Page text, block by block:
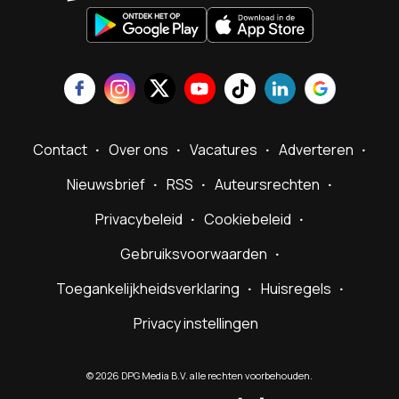
Contact Over ons Vacatures
Adverteren
Nieuwsbrief
RSS
Auteursrechten
Privacybeleid
Cookiebeleid
Gebruiksvoorwaarden
Toegankelijkheidsverklaring
Huisregels
Privacy instellingen
©2026 DPG Media B.V. alle rechten voorbehouden.